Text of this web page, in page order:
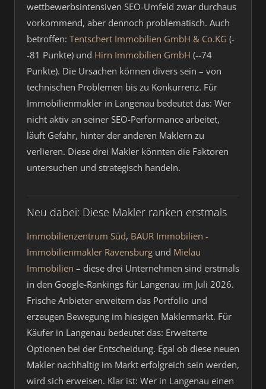
wettbewerbsintensiven SEO-Umfeld zwar durchaus
vorkommend, aber dennoch problematisch. Auch
betroffen: Tentschert Immobilien GmbH & Co.KG (-
-81 Punkte) und Hirn Immobilien GmbH (--74
Punkte). Die Ursachen können divers sein – von
technischen Problemen bis zu Konkurrenz. Für
Immobilienmakler in Langenau bedeutet das: Wer
nicht aktiv an seiner SEO-Performance arbeitet,
läuft Gefahr, hinter der anderen Maklern zu
verlieren. Diese drei Makler könnten die Faktoren
untersuchen und strategisch handeln.
Neu dabei: Diese Makler ranken erstmals
Immobilienzentrum Süd, BAUR Immobilien -
Immobilienmakler Ravensburg und Mielau
Immobilien – diese drei Unternehmen sind erstmals
in den Google-Rankings für Langenau im Juli 2026.
Frische Anbieter erweitern das Portfolio und
erzeugen Bewegung im hiesigen Maklermarkt. Für
Käufer in Langenau bedeutet das: Erweiterte
Optionen bei der Entscheidung. Egal ob diese neuen
Makler nachhaltig im Markt erfolgreich sein werden,
wird sich erweisen. Klar ist: Wer in Langenau einen